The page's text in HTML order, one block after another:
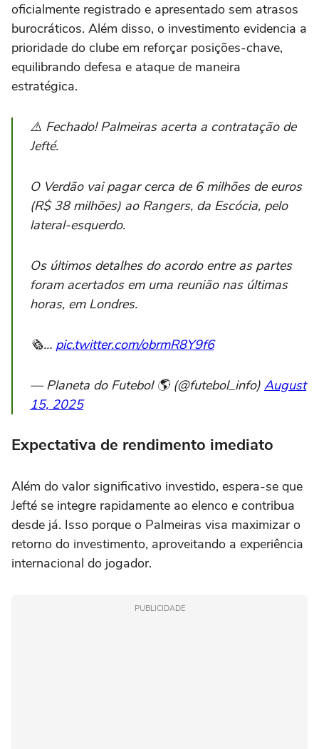
oficialmente registrado e apresentado sem atrasos
burocráticos. Além disso, o investimento evidencia a
prioridade do clube em reforçar posições-chave,
equilibrando defesa e ataque de maneira
estratégica.
⚠️ Fechado! Palmeiras acerta a contratação de
Jefté.
O Verdão vai pagar cerca de 6 milhões de euros
(R$ 38 milhões) ao Rangers, da Escócia, pelo
lateral-esquerdo.
Os últimos detalhes do acordo entre as partes
foram acertados em uma reunião nas últimas
horas, em Londres.
🗞… pic.twitter.com/obrmR8Y9f6
— Planeta do Futebol 🌎 (@futebol_info) August
15, 2025
Expectativa de rendimento imediato
Além do valor significativo investido, espera-se que
Jefté se integre rapidamente ao elenco e contribua
desde já. Isso porque o Palmeiras visa maximizar o
retorno do investimento, aproveitando a experiência
internacional do jogador.
PUBLICIDADE